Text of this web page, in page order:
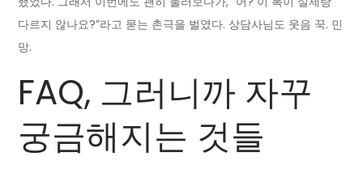
다르지 않나요?”라고 묻는 촌극을 벌였다. 상담사님도 웃음 꾹. 민
망.
FAQ, 그러니까 자꾸
궁금해지는 것들